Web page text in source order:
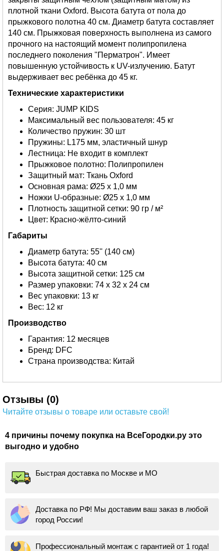
плотной ткани Oxford. Высота батута от пола до
прыжкового полотна 40 см. Диаметр батута составляет
140 см. Прыжковая поверхность выполнена из самого
прочного на настоящий момент полипропилена
последнего поколения "Перматрон". Имеет
повышенную устойчивость к UV-излучению. Батут
выдерживает вес ребёнка до 45 кг.
Технические характеристики
Серия: JUMP KIDS
Максимальный вес пользователя: 45 кг
Количество пружин: 30 шт
Пружины: L175 мм, эластичный шнур
Лестница: Не входит в комплект
Прыжковое полотно: Полипропилен
Защитный мат: Ткань Oxford
Основная рама: Ø25 х 1,0 мм
Ножки U-образные: Ø25 х 1,0 мм
Плотность защитной сетки: 90 гр / м²
Цвет: Красно-жёлто-синий
Габариты
Диаметр батута: 55'' (140 см)
Высота батута: 40 см
Высота защитной сетки: 125 см
Размер упаковки: 74 х 32 х 24 см
Вес упаковки: 13 кг
Вес: 12 кг
Производство
Гарантия: 12 месяцев
Бренд: DFC
Страна производства: Китай
Отзывы (0)
Читайте отзывы о товаре или оставьте свой!
4 причины почему покупка на ВсеГородки.ру это
выгодно и удобно
Быстрая доставка по Москве и МО
Доставка по РФ! Мы доставим ваш заказ в любой
город России!
Профессиональный монтаж с гарантией от 1 года!